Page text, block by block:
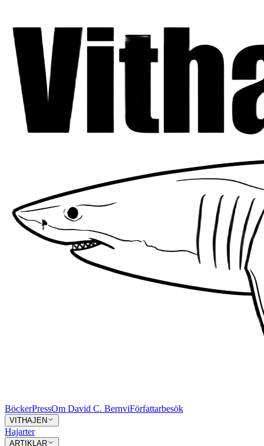
BöckerPressOm David C. BernviFörfattarbesök
VITHAJEN
Hajarter
ARTIKLAR